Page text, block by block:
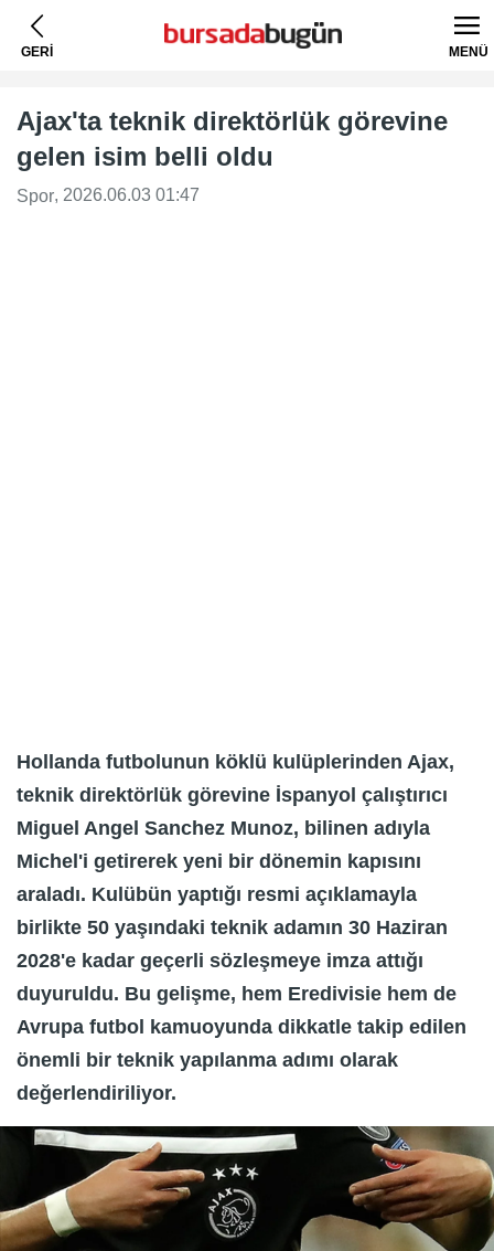
GERİ MENÜ
Ajax'ta teknik direktörlük görevine
gelen isim belli oldu
Spor, 2026.06.03 01:47
Hollanda futbolunun köklü kulüplerinden Ajax,
teknik direktörlük görevine İspanyol çalıştırıcı
Miguel Angel Sanchez Munoz, bilinen adıyla
Michel'i getirerek yeni bir dönemin kapısını
araladı. Kulübün yaptığı resmi açıklamayla
birlikte 50 yaşındaki teknik adamın 30 Haziran
2028'e kadar geçerli sözleşmeye imza attığı
duyuruldu. Bu gelişme, hem Eredivisie hem de
Avrupa futbol kamuoyunda dikkatle takip edilen
önemli bir teknik yapılanma adımı olarak
değerlendiriliyor.